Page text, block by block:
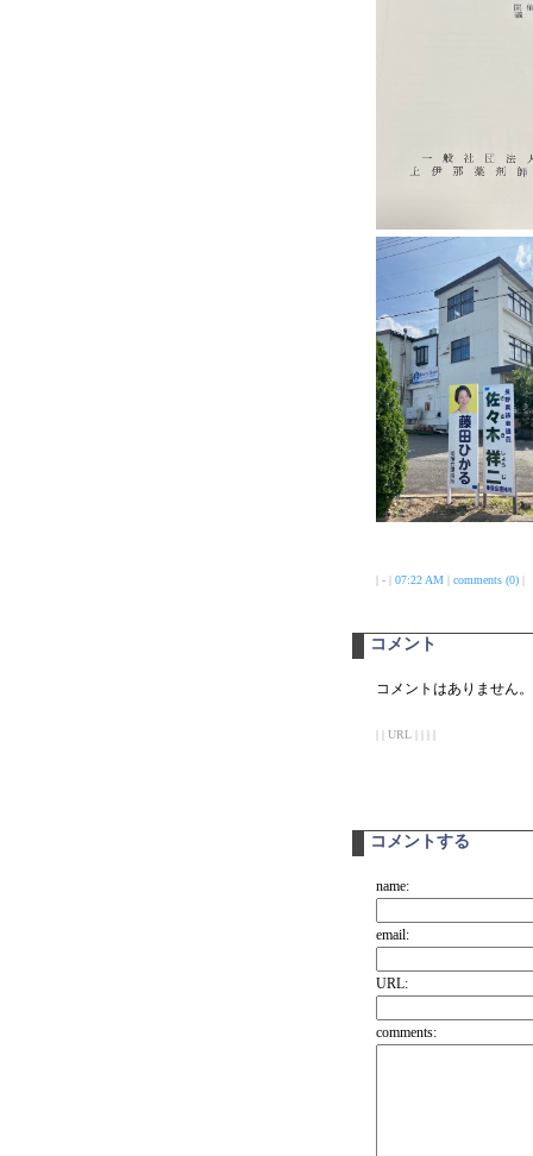
| - | 07:22 AM| comments (0)|
コメント
コメントはありません。
| | URL | | | |
コメントする
name:
email:
URL:
comments: